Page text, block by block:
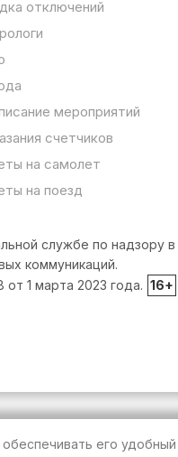
отключений
мероприятий
счетчиков
на самолет
на поезд
службе по надзору в
коммуникаций.
1 марта 2023 года. 16+
его